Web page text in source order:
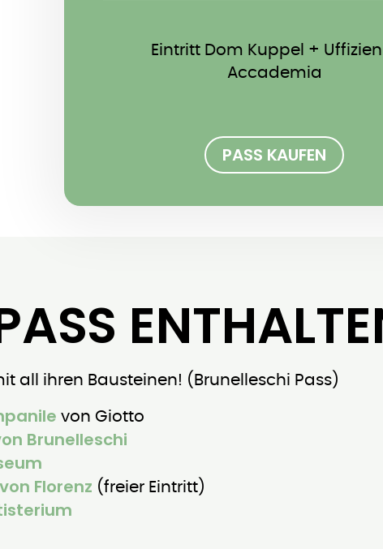
Eintritt Dom Kuppel +
Accademia
PASS KAUFEN
all ihren Bausteinen! (Brunelleschi Pass)
von Giotto
Brunelleschi
Florenz (freier Eintritt)